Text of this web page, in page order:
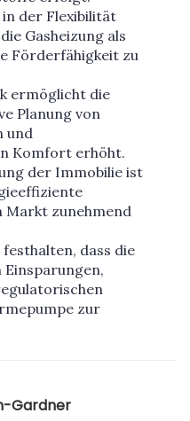
der Flexibilität
Gasheizung als
Förderfähigkeit zu
ermöglicht die
Planung von
und
Komfort erhöht.
der Immobilie ist
Markt zunehmend
dass die
zur
Gardner